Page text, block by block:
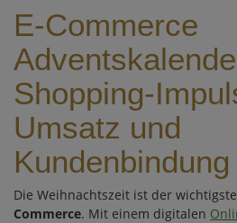
E-Commerce
Shopping-
Umsatz und
Kundenbindung
Die Weihnachtszeit ist der
Commerce. Mit einem digitalen